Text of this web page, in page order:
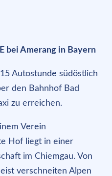
bei Amerang in Bayern
Autostunde südöstlich
den Bahnhof Bad
zu erreichen.
Verein
Hof liegt in einer
im Chiemgau. Von
verschneiten Alpen